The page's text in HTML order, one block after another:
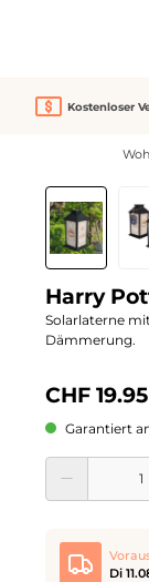
Kostenloser
Bildergalerie
Harry
Solarlaterne
Dämmerung.
CHF 19.95
Garantiert
Produkt Anzahl:
Di